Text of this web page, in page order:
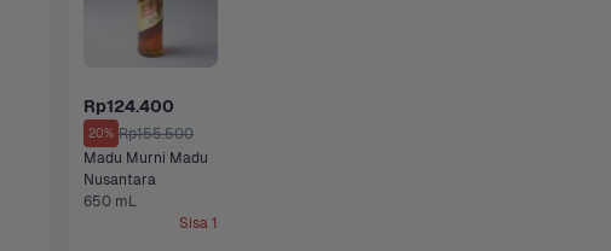
Rp124.400
20% Rp155.500
Madu Murni Madu
Nusantara
650 mL
Sisa 1